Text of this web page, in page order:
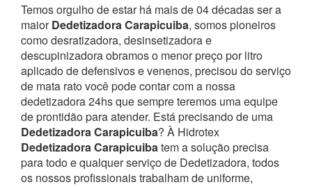
Temos orgulho de estar há mais de 04 décadas ser a
maiorDedetizadora Carapicuiba, somos pioneiros
como desratizadora, desinsetizadora e
descupinizadora obramos o menor preço por litro
aplicado de defensivos e venenos, precisou do serviço
de mata rato você pode contar com a nossa
dedetizadora 24hs que sempre teremos uma equipe
de prontidão para atender. Está precisando de uma
Dedetizadora Carapicuiba? À Hidrotex
Dedetizadora Carapicuibatem a solução precisa
para todo e qualquer serviço de Dedetizadora, todos
os nossos profissionais trabalham de uniforme,